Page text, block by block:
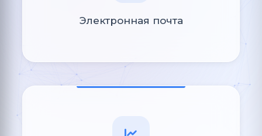
Электронная почта